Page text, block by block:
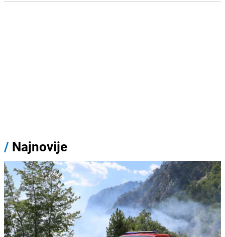
/ Najnovije